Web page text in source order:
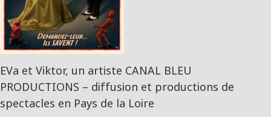
EVa et Viktor, un artiste CANAL BLEU
PRODUCTIONS – diffusion et productions de
spectacles en Pays de la Loire